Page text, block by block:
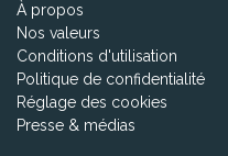
À propos
Nos valeurs
Conditions d'utilisation
Politique de confidentialité
Réglage des cookies
Presse & médias